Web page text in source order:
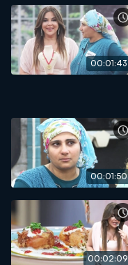
00:01:43
00:01:50
00:02:09